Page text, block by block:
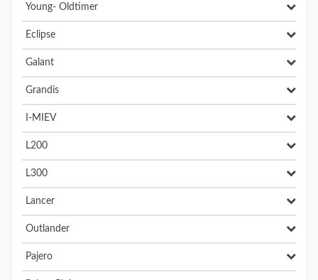
Young- Oldtimer
Eclipse
Galant
Grandis
I-MIEV
L200
L300
Lancer
Outlander
Pajero